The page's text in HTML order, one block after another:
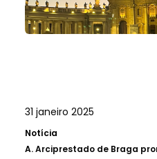
31 janeiro 2025
Notícia
A.Arciprestado de Braga